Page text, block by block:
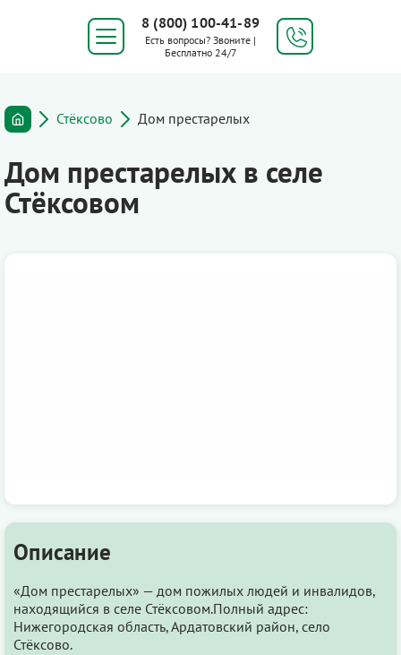
8 (800) 100-41-89
Есть вопросы? Звоните |
Бесплатно 24/7
Стёксово Дом престарелых
Дом престарелых в селе
Стёксовом
Описание
«Дом престарелых» — дом пожилых людей и инвалидов,
находящийся в селе Стёксовом.Полный адрес:
Нижегородская область, Ардатовский район, село
Стёксово.